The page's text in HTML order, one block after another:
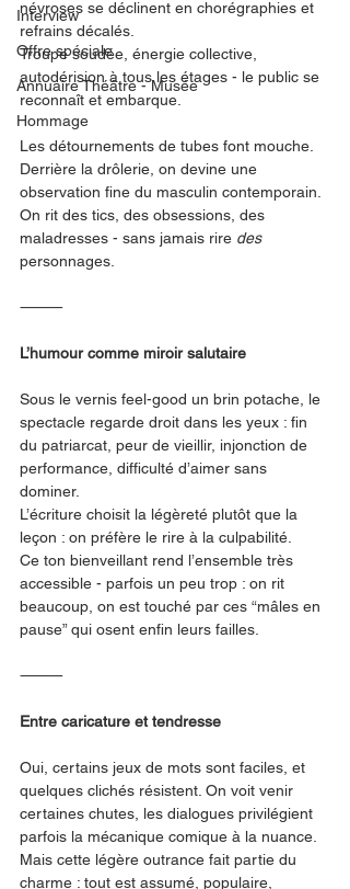
Interview
Offre spéciale
Annuaire Théâtre - Musée
Hommage
névroses se déclinent en chorégraphies et
refrains décalés.
Troupe soudée, énergie collective,
autodérision à tous les étages - le public se
reconnaît et embarque.
Les détournements de tubes font mouche.
Derrière la drôlerie, on devine une
observation fine du masculin contemporain.
On rit des tics, des obsessions, des
maladresses - sans jamais rire des
personnages.
⸻
L’humour comme miroir salutaire
Sous le vernis feel-good un brin potache, le
spectacle regarde droit dans les yeux : fin
du patriarcat, peur de vieillir, injonction de
performance, difficulté d’aimer sans
dominer.
L’écriture choisit la légèreté plutôt que la
leçon : on préfère le rire à la culpabilité.
Ce ton bienveillant rend l’ensemble très
accessible - parfois un peu trop : on rit
beaucoup, on est touché par ces “mâles en
pause” qui osent enfin leurs failles.
⸻
Entre caricature et tendresse
Oui, certains jeux de mots sont faciles, et
quelques clichés résistent. On voit venir
certaines chutes, les dialogues privilégient
parfois la mécanique comique à la nuance.
Mais cette légère outrance fait partie du
charme : tout est assumé, populaire,